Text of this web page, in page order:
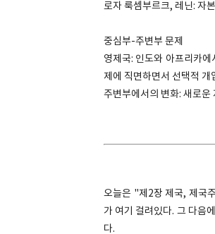
로자 룩셈부르크, 레닌: 자
중심부-주변부 문제
영제국: 인도와 아프리카
제에 직면하면서 선택적 개
주변부에서의 변화: 새로운
오늘은 "제2장 제국, 제국
가 여기 걸려있다. 그 다음
다.